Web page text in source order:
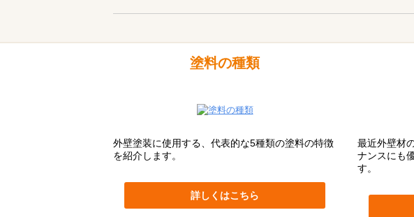
塗料の種類
外壁塗装に使用する、代表的な5種類の塗料の特徴
を紹介します。
詳しくはこちら
最近外壁材
ナンスにも
す。